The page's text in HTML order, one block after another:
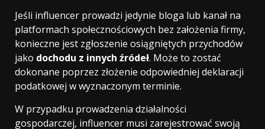
Jeśli influencer prowadzi jedynie bloga lub kanał na
platformach społecznościowych bez założenia firmy,
konieczne jest zgłoszenie osiągniętych przychodów
jako dochodu z innych źródeł. Może to zostać
dokonane poprzez złożenie odpowiedniej deklaracji
podatkowej w wyznaczonym terminie.
W przypadku prowadzenia działalności
gospodarczej, influencer musi zarejestrować swoją